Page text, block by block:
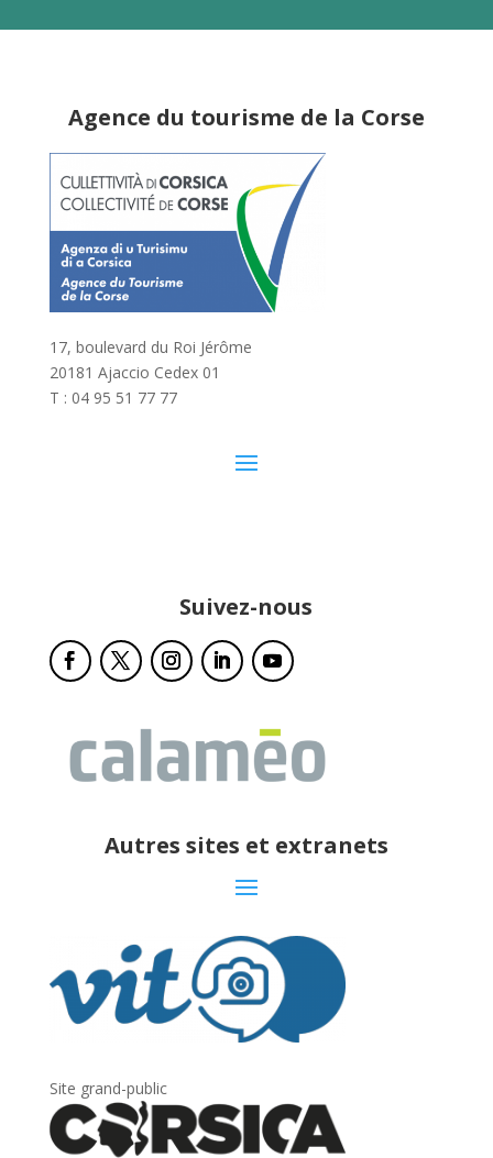
Agence du tourisme de la Corse
17, boulevard du Roi Jérôme
20181 Ajaccio Cedex 01
T : 04 95 51 77 77
Suivez-nous
Autres sites et extranets
Site grand-public